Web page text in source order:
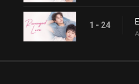
1 - 24